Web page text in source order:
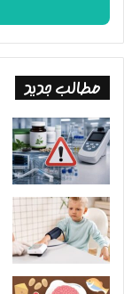
وارد
کنید
مطالب جدید